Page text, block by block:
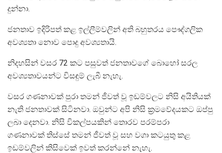
දුන්නා.
ජනතාව ඉදිරිපත් කළ ඉල්ලීම්වලින් අති බහුතරය පෞද්ගලික
අවශ්‍යතා නොව පොදු අවශ්‍යතායි.
නිදහසින් වසර 72 කට පසුවත් ජනතාවගේ බොහෝ සරල
අවශ්‍යතාවයන්ට විසඳුම් ලැබී නැහැ.
වසර ගණනාවක් පුරා තමන් ජීවත් වූ ඉඩම්වලට නිසි අයිතියක්
නැති ජනතාවක් සිටිනවා. ඔවුන්ට අපි නිසි ක්‍රමවේදයකට ඔප්පු
ලබා දෙනවා. නිසි විකල්පයකින් තොරව පරම්පරා
ගණනාවක් තිස්සේ තමන් ජීවත් වූ සහ වගා කටයුතු කළ
ඉඩම්වලින් කිසිවෙක් ඉවත් කරන්නේ නැහැ.